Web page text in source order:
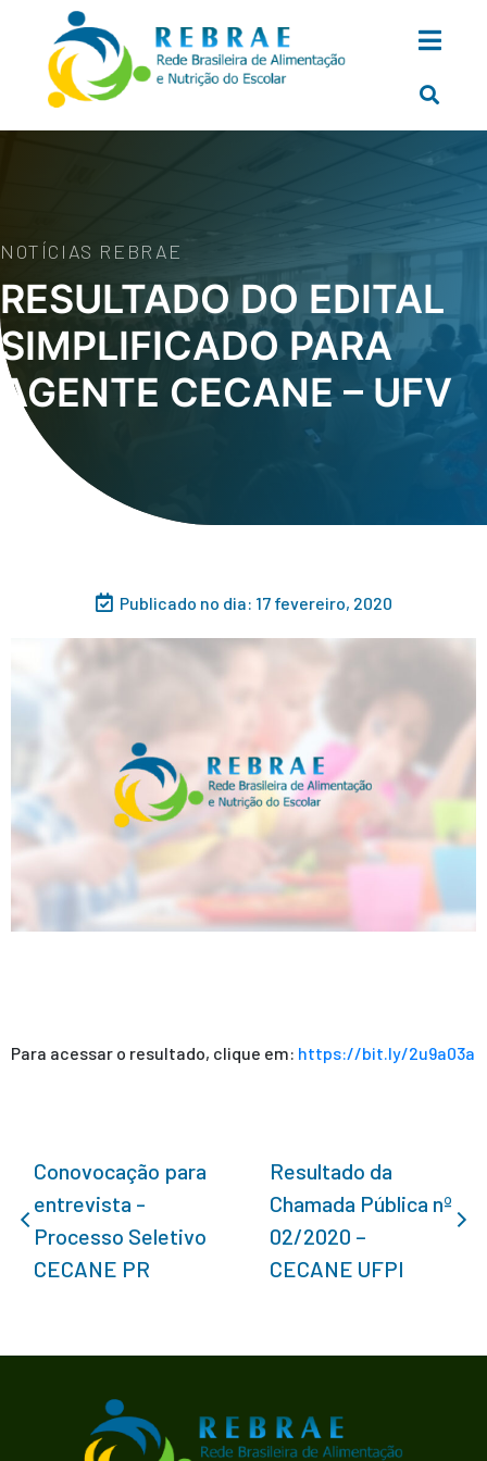
NOTÍCIAS REBRAE
RESULTADO DO EDITAL
SIMPLIFICADO PARA
AGENTE CECANE – UFV
Publicado no dia: 17 fevereiro, 2020
Para acessar o resultado, clique em: https://bit.ly/2u9a03a
Conovocação para
entrevista -
Processo Seletivo
CECANE PR
Resultado da
Chamada Pública nº
02/2020 –
CECANE UFPI